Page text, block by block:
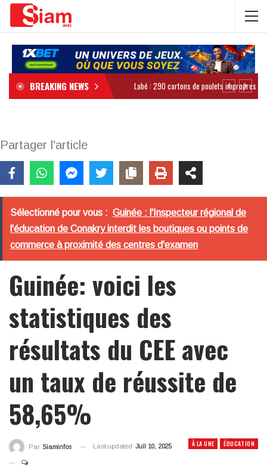
BREAKING NEWS
Partager l'article
Sélectionné pour vous : Guinée : l'Inspecteur régional de
l'éducation de Conakry interdit les boutiques ou points de
commerce à proximité des centres d'examen
Guinée: voici les
statistiques des
résultats du CEE avec
un taux de réussite de
58,65%
À LA UNE ÉDUCATION
Par Siaminfos Last updated Juil 10, 2025